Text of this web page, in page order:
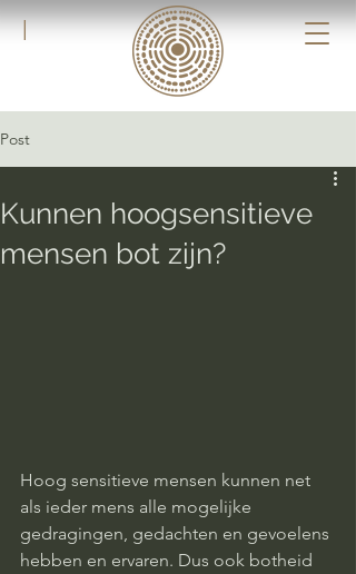
|
Post
Kunnen hoogsensitieve
mensen bot zijn?
Hoog sensitieve mensen kunnen net
als ieder mens alle mogelijke
gedragingen, gedachten en gevoelens
hebben en ervaren. Dus ook botheid